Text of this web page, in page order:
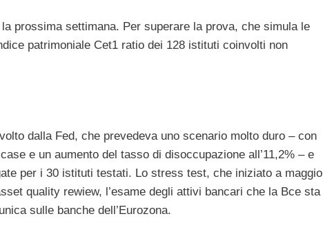
prossima settimana. Per superare la prova, che simula le
patrimoniale Cet1 ratio dei 128 istituti coinvolti non
dalla Fed, che prevedeva uno scenario molto duro – con
e un aumento del tasso di disoccupazione all’11,2% – e
per i 30 istituti testati. Lo stress test, che iniziato a maggio
quality rewiew, l’esame degli attivi bancari che la Bce sta
sulle banche dell’Eurozona.